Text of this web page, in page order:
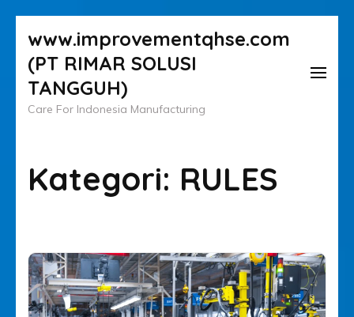
ke
konten
(Tekan
Enter)
www.improvementqhse.com
(PT RIMAR SOLUSI
TANGGUH)
Care For Indonesia Manufacturing
Kategori: RULES